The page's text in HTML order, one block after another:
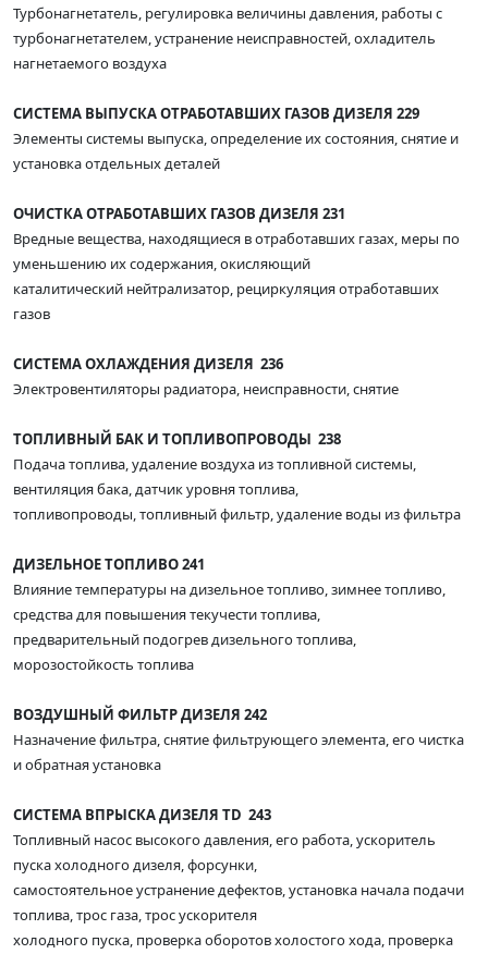
Турбонагнетатель, регулировка величины давления, работы с
турбонагнетателем, устранение неисправностей, охладитель
нагнетаемого воздуха
СИСТЕМА ВЫПУСКА ОТРАБОТАВШИХ ГАЗОВ ДИЗЕЛЯ 229
Элементы системы выпуска, определение их состояния, снятие и
установка отдельных деталей
ОЧИСТКА ОТРАБОТАВШИХ ГАЗОВ ДИЗЕЛЯ 231
Вредные вещества, находящиеся в отработавших газах, меры по
уменьшению их содержания, окисляющий
каталитический нейтрализатор, рециркуляция отработавших
газов
СИСТЕМА ОХЛАЖДЕНИЯ ДИЗЕЛЯ 236
Электровентиляторы радиатора, неисправности, снятие
ТОПЛИВНЫЙ БАК И ТОПЛИВОПРОВОДЫ 238
Подача топлива, удаление воздуха из топливной системы,
вентиляция бака, датчик уровня топлива,
топливопроводы, топливный фильтр, удаление воды из фильтра
ДИЗЕЛЬНОЕ ТОПЛИВО 241
Влияние температуры на дизельное топливо, зимнее топливо,
средства для повышения текучести топлива,
предварительный подогрев дизельного топлива,
морозостойкость топлива
ВОЗДУШНЫЙ ФИЛЬТР ДИЗЕЛЯ 242
Назначение фильтра, снятие фильтрующего элемента, его чистка
и обратная установка
СИСТЕМА ВПРЫСКА ДИЗЕЛЯ TD 243
Топливный насос высокого давления, его работа, ускоритель
пуска холодного дизеля, форсунки,
самостоятельное устранение дефектов, установка начала подачи
топлива, трос газа, трос ускорителя
холодного пуска, проверка оборотов холостого хода, проверка